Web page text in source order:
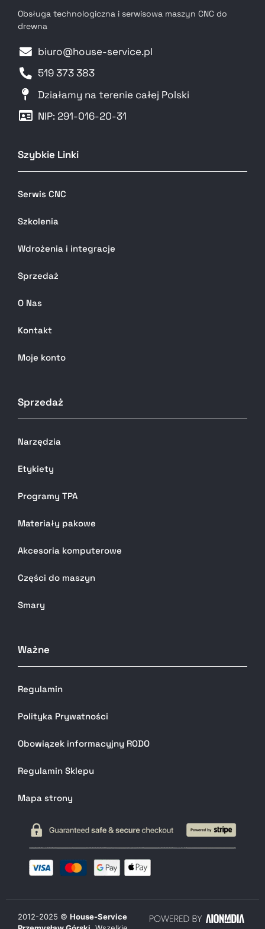
Obsługa technologiczna i serwisowa maszyn CNC do
drewna
biuro@house-service.pl
519 373 383
Działamy na terenie całej Polski
NIP: 291-016-20-31​
Szybkie Linki
Serwis CNC
Szkolenia
Wdrożenia i integracje
Sprzedaż
O Nas
Kontakt
Moje konto
Sprzedaż
Narzędzia
Etykiety
Programy TPA
Materiały pakowe
Akcesoria komputerowe
Części do maszyn
Smary
Ważne
Regulamin
Polityka Prywatności
Obowiązek informacyjny RODO
Regulamin Sklepu
Mapa strony
2012-2025 © House-Service